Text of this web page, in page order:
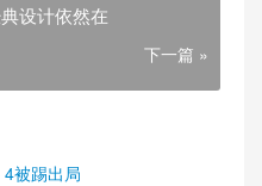
设计依然在
下一篇 »
被踢出局